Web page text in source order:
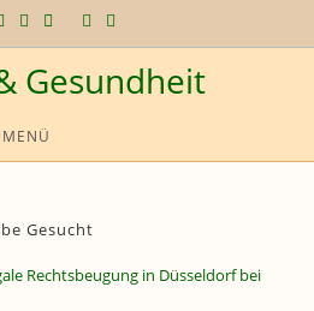
Gesundheit
MENÜ
Gesucht